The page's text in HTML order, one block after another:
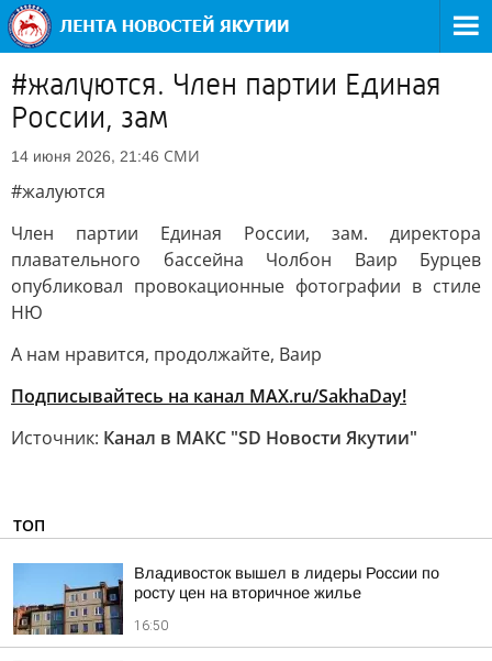
#жалуются. Член партии Единая
России, зам
14 июня 2026, 21:46 СМИ
#жалуются
Член партии Единая России, зам. директора
плавательного бассейна Чолбон Ваир Бурцев
опубликовал провокационные фотографии в стиле
НЮ
А нам нравится, продолжайте, Ваир
Подписывайтесь на канал MAX.ru/SakhaDay!
Источник: Канал в МАКС "SD Новости Якутии"
ТОП
Владивосток вышел в лидеры России по
росту цен на вторичное жилье
16:50